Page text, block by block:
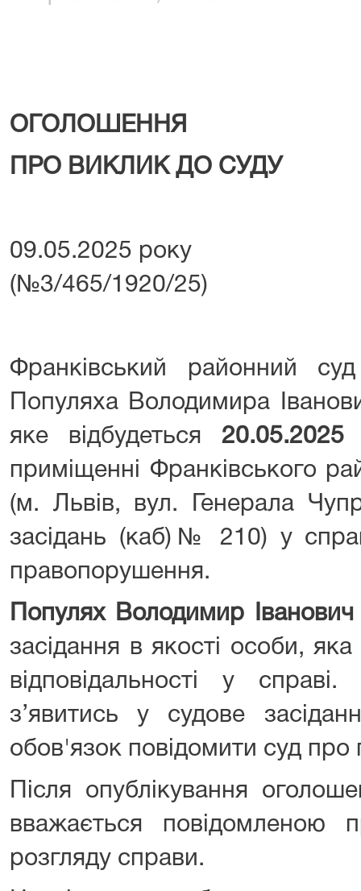
ОГОЛОШЕННЯ
ПРО ВИКЛИК ДО СУДУ
09.05.2025 року
(№3/465/1920/25)
Франківський районний
Популяха Володимира
яке відбудеться
приміщенні Франківського
(м. Львів, вул. Генерала
засідань (каб)№ 210) у
правопорушення.
Популях Володимир
засідання в якості особи,
відповідальності у
з’явитись у судове
обов'язок повідомити суд про
Після опублікування
вважається повідомленою
розгляду справи.